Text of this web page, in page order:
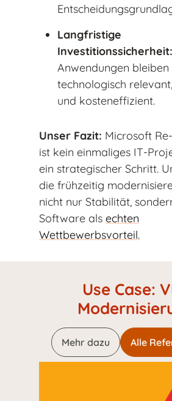
Langfristige
Investitionssicherheit:
Anwendungen bleiben
technologisch
und kosteneffizient.
Unser Fazit: Microsoft
ist kein einmaliges IT-
ein strategischer Schritt.
die frühzeitig
nicht nur Stabilität,
Software als echten
Wettbewerbsvorteil.
Use Case:
Mehr dazu Alle